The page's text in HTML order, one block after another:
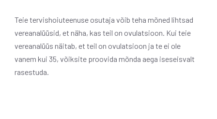
Teie tervishoiuteenuse osutaja võib teha mõned lihtsad
vereanalüüsid, et näha, kas teil on ovulatsioon. Kui teie
vereanalüüs näitab, et teil on ovulatsioon ja te ei ole
vanem kui 35, võiksite proovida mõnda aega iseseisvalt
rasestuda.